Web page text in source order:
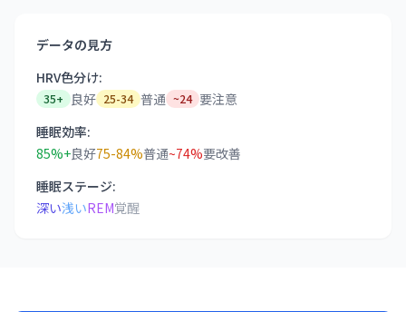
データの見方
HRV色分け:
35+ 良好 25-34 普通 ~24 要注意
睡眠効率:
85%+良好75-84%普通~74%要改善
睡眠ステージ:
深い浅いREM覚醒